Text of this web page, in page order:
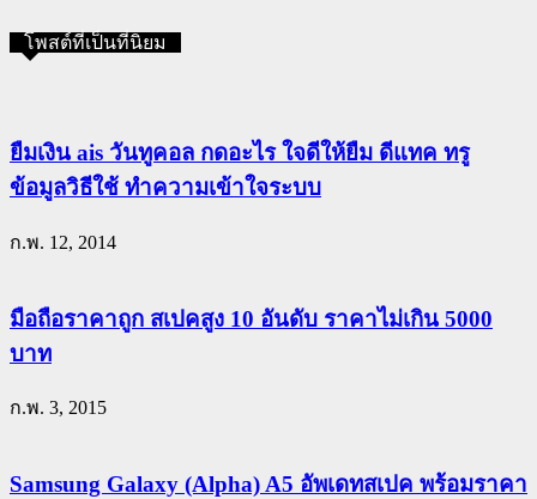
โพสต์ที่เป็นที่นิยม
ยืมเงิน ais วันทูคอล กดอะไร ใจดีให้ยืม ดีแทค ทรู
ข้อมูลวิธีใช้ ทำความเข้าใจระบบ
ก.พ. 12, 2014
มือถือราคาถูก สเปคสูง 10 อันดับ ราคาไม่เกิน 5000
บาท
ก.พ. 3, 2015
Samsung Galaxy (Alpha) A5 อัพเดทสเปค พร้อมราคา